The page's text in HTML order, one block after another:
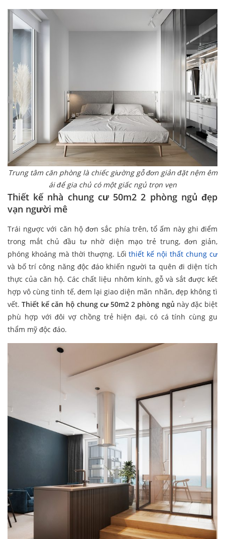
Trung tâm căn phòng là chiếc giường gỗ đơn giản đặt nệm êm
ái để gia chủ có một giấc ngủ trọn vẹn
Thiết kế nhà chung cư 50m2 2 phòng ngủ đẹp
vạn người mê
Trái ngược với căn hộ đơn sắc phía trên, tổ ấm này ghi điểm
trong mắt chủ đầu tư nhờ diện mạo trẻ trung, đơn giản,
phóng khoáng mà thời thượng. Lốithiết kế nội thất chung cư
và bố trí công năng độc đáo khiến người ta quên đi diện tích
thực của căn hộ. Các chất liệu nhôm kính, gỗ và sắt được kết
hợp vô cùng tinh tế, đem lại giao diện mãn nhãn, đẹp không tì
vết.Thiết kế căn hộ chung cư 50m2 2 phòng ngủ này đặc biệt
phù hợp với đôi vợ chồng trẻ hiện đại, có cá tính cùng gu
thẩm mỹ độc đáo.